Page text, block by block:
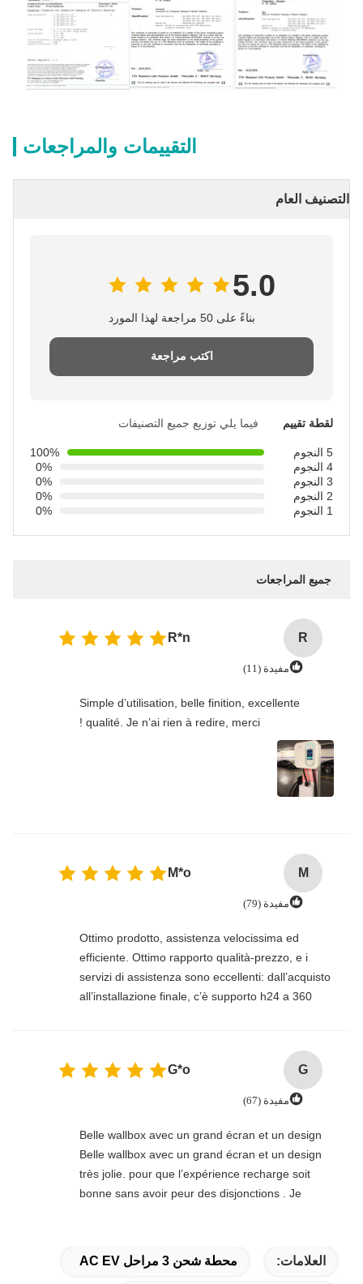
التقييمات والمراجعات
التصنيف العام
5.0
بناءً على 50 مراجعة لهذا المورد
اكتب مراجعة
لقطة تقييم فيما يلي توزيع جميع التصنيفات
5 النجوم
100%
4 النجوم
0%
0%
0%
0%
جميع المراجعات
R
R*n
مفيدة (11)
Simple d’utilisation, belle finition, excellente
qualité. Je n’ai rien à redire, merci !
M
M*o
مفيدة (79)
Ottimo prodotto, assistenza velocissima ed
efficiente. Ottimo rapporto qualità-prezzo, e i
servizi di assistenza sono eccellenti: dall’acquisto
all’installazione finale, c’è supporto h24 a 360
G
G*o
مفيدة (67)
Belle wallbox avec un grand écran et un design
Belle wallbox avec un grand écran et un design
très jolie. pour que l’expérience recharge soit
bonne sans avoir peur des disjonctions . Je
العلامات: محطة شحن 3 مراحل AC EV